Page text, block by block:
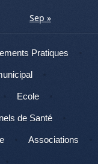
Sep »
Pratiques
Ecole
de Santé
Associations